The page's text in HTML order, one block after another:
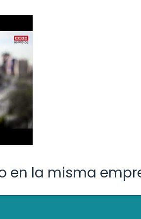
en la misma